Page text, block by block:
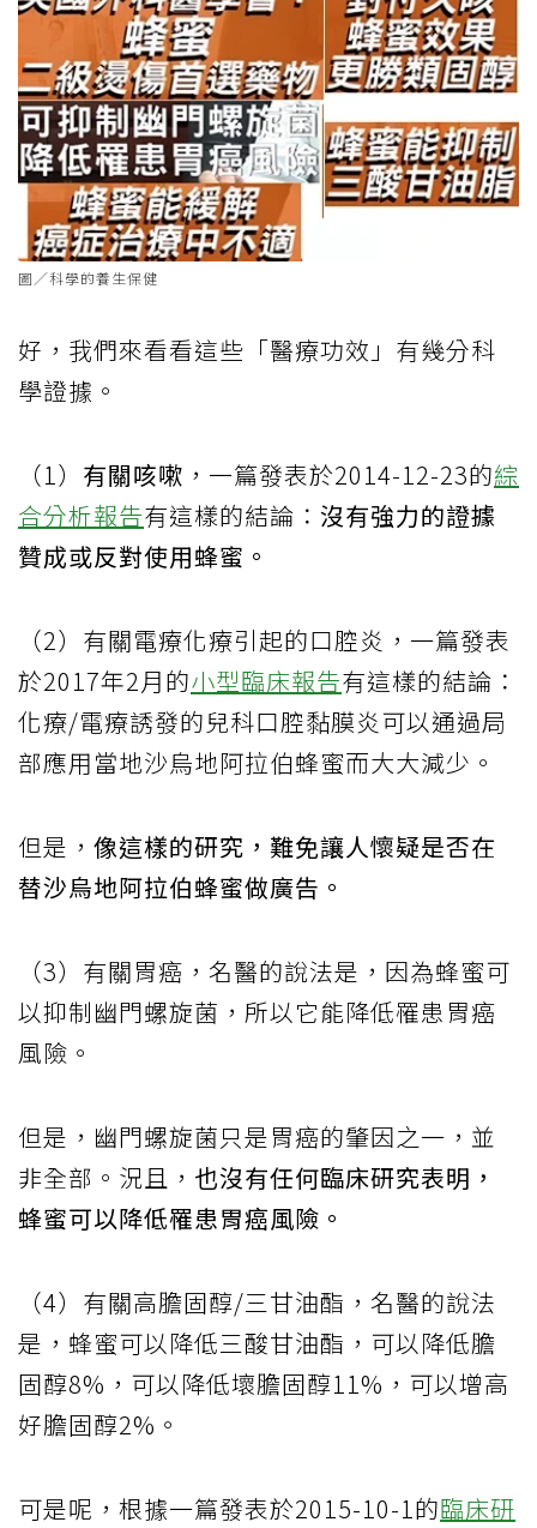
圖／科學的養生保健
好，我們來看看這些「醫療功效」有幾分科
學證據。
（1） 有關咳嗽 ，一篇發表於2014-12-23的綜
合分析報告有這樣的結論： 沒有強力的證據
贊成或反對使用蜂蜜。
（2）有關電療化療引起的口腔炎，一篇發表
於2017年2月的小型臨床報告有這樣的結論：
化療/電療誘發的兒科口腔黏膜炎可以通過局
部應用當地沙烏地阿拉伯蜂蜜而大大減少。
但是， 像這樣的研究，難免讓人懷疑是否在
替沙烏地阿拉伯蜂蜜做廣告。
（3）有關胃癌，名醫的說法是，因為蜂蜜可
以抑制幽門螺旋菌，所以它能降低罹患胃癌
風險。
但是，幽門螺旋菌只是胃癌的肇因之一，並
非全部。況且， 也沒有任何臨床研究表明，
蜂蜜可以降低罹患胃癌風險。
（4）有關高膽固醇/三甘油酯，名醫的說法
是，蜂蜜可以降低三酸甘油酯，可以降低膽
固醇8%，可以降低壞膽固醇11%，可以增高
好膽固醇2%。
可是呢，根據一篇發表於2015-10-1的臨床研